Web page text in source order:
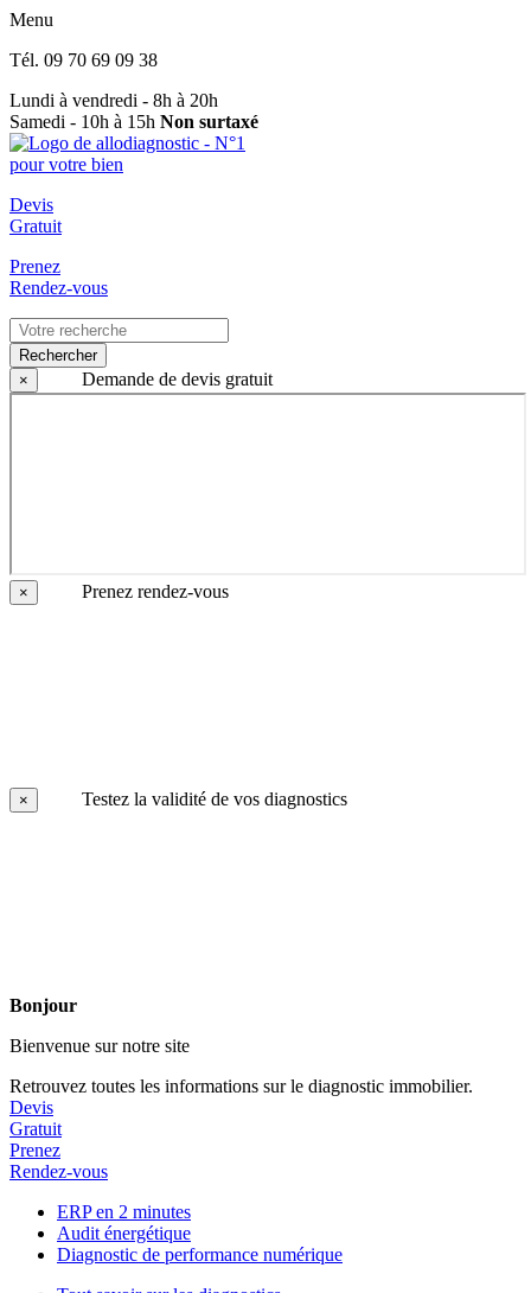
Menu
Tél. 09 70 69 09 38
Lundi à vendredi - 8h à 20h
Samedi - 10h à 15h Non surtaxé
Devis
Gratuit
Prenez
Rendez-vous
Rechercher
×
Demande de devis gratuit
× Prenez rendez-vous
× Testez la validité de vos diagnostics
Bonjour
Bienvenue sur notre site
Retrouvez toutes les informations sur le diagnostic immobilier.
Devis
Gratuit
Prenez
Rendez-vous
ERP en 2 minutes
Audit énergétique
Diagnostic de performance numérique